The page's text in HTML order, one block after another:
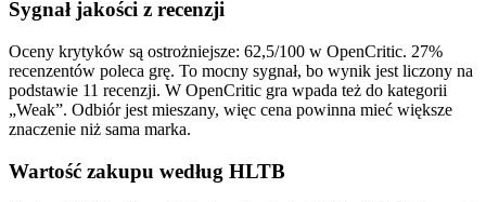
Sygnał jakości z recenzji
Oceny krytyków są ostrożniejsze: 62,5/100 w OpenCritic. 27%
recenzentów poleca grę. To mocny sygnał, bo wynik jest liczony na
podstawie 11 recenzji. W OpenCritic gra wpada też do kategorii
„Weak”. Odbiór jest mieszany, więc cena powinna mieć większe
znaczenie niż sama marka.
Wartość zakupu według HLTB